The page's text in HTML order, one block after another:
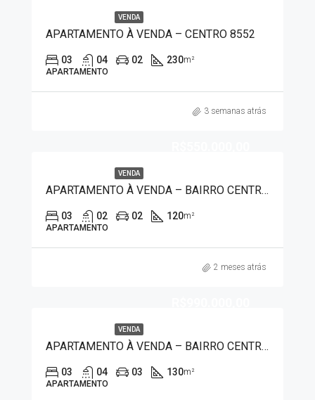
VENDA
APARTAMENTO À VENDA – CENTRO 8552
03 04 02 230m²
APARTAMENTO
3 semanas atrás
VENDA
APARTAMENTO À VENDA – BAIRRO CENTRO 9532
03 02 02 120m²
APARTAMENTO
2 meses atrás
VENDA
APARTAMENTO À VENDA – BAIRRO CENTRO 1312
03 04 03 130m²
APARTAMENTO